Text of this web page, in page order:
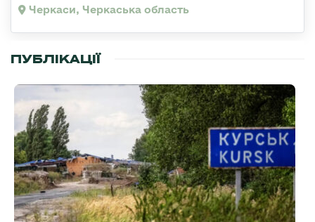
Черкаси, Черкаська область
ПУБЛІКАЦІЇ